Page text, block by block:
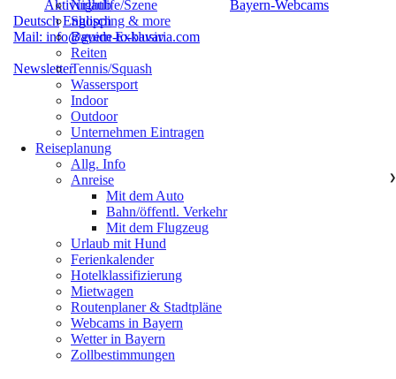
Aktivurlaub
Bayern-Webcams
Deutsch Englisch
Mail: info@guide-to-bavaria.com
Newsletter
Nightlife/Szene
Shopping & more
Bayern Exklusiv
Reiten
Tennis/Squash
Wassersport
Indoor
Outdoor
Unternehmen Eintragen
Reiseplanung
Allg. Info
Anreise
❯
Mit dem Auto
Bahn/öffentl. Verkehr
Mit dem Flugzeug
Urlaub mit Hund
Ferienkalender
Hotelklassifizierung
Mietwagen
Routenplaner & Stadtpläne
Webcams in Bayern
Wetter in Bayern
Zollbestimmungen